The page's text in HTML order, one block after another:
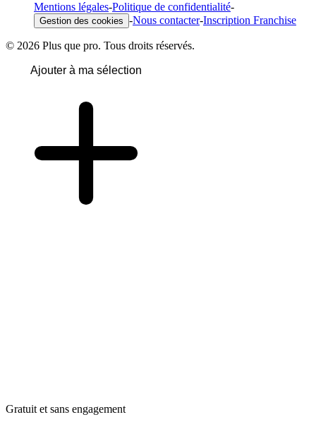
Mentions légales-Politique de confidentialité-
Gestion des cookies -Nous contacter-Inscription Franchise
© 2026 Plus que pro. Tous droits réservés.
Ajouter à ma sélection
Gratuit et sans engagement